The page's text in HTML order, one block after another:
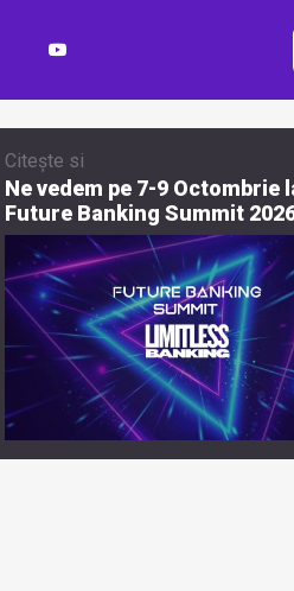
Citește si
Ne vedem pe 7-9 Octombrie
Future Banking Summit